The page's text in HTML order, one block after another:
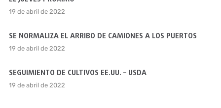
19 de abril de 2022
SE NORMALIZA EL ARRIBO DE CAMIONES A LOS PUERTOS
19 de abril de 2022
SEGUIMIENTO DE CULTIVOS EE.UU. – USDA
19 de abril de 2022